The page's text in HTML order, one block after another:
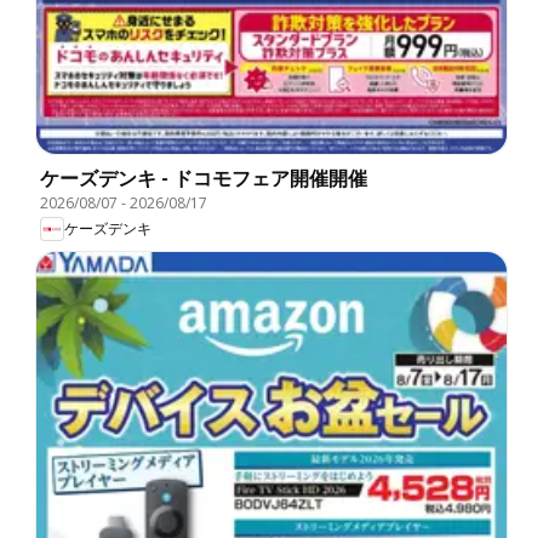
ケーズデンキ - ドコモフェア開催開催
2026/08/07 -2026/08/17
ケーズデンキ